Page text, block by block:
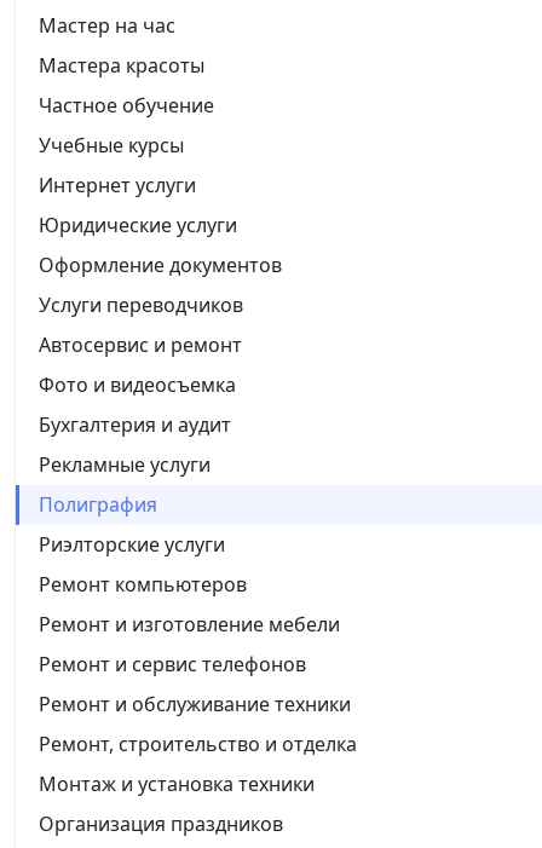
Мастер на час
Мастера красоты
Частное обучение
Учебные курсы
Интернет услуги
Юридические услуги
Оформление документов
Услуги переводчиков
Автосервис и ремонт
Фото и видеосъемка
Бухгалтерия и аудит
Рекламные услуги
Полиграфия
Риэлторские услуги
Ремонт компьютеров
Ремонт и изготовление мебели
Ремонт и сервис телефонов
Ремонт и обслуживание техники
Ремонт, строительство и отделка
Монтаж и установка техники
Организация праздников